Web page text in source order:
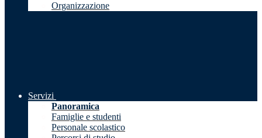
Organizzazione
Servizi
Panoramica
Famiglie e studenti
Personale scolastico